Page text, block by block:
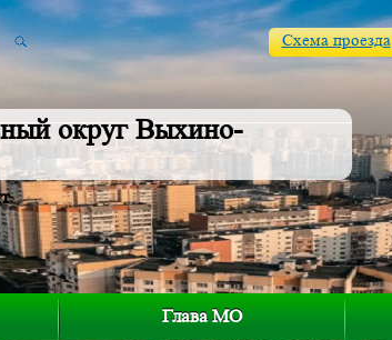
округ Выхино-
Схема проезда
Глава МО